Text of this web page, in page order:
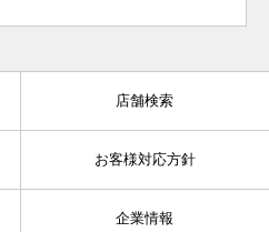
店舗検索
お客様対応方針
企業情報